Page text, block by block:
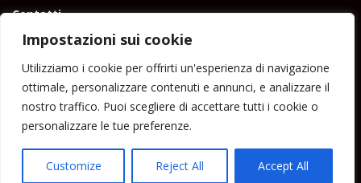
Impostazioni sui cookie
Utilizziamo i cookie per offrirti un'esperienza di navigazione
ottimale, personalizzare contenuti e annunci, e analizzare il
nostro traffico. Puoi scegliere di accettare tutti i cookie o
personalizzare le tue preferenze.
Customize Reject All Accept All
Contatti
Direttore responsabile: Peppe Paino - Eolmedia, via Zinzolo, 20 - 980555 -
Lipari (Me) - Tel. 3924544698 e-mail: giornaledilipari@gmail.com -
peppepaino1@gmail.com Testata registrata al Tribunale di Barcellona